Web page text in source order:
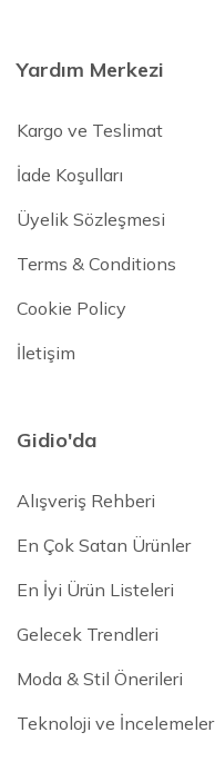
Yardım Merkezi
Kargo ve Teslimat
İade Koşulları
Üyelik Sözleşmesi
Terms & Conditions
Cookie Policy
İletişim
Gidio'da
Alışveriş Rehberi
En Çok Satan Ürünler
En İyi Ürün Listeleri
Gelecek Trendleri
Moda & Stil Önerileri
Teknoloji ve İncelemeler